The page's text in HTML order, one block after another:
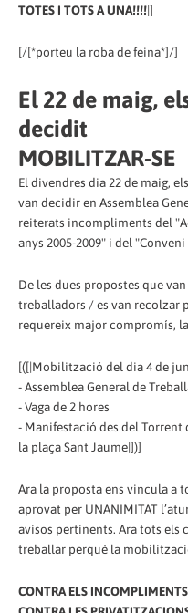
TOTES I TOTS A UNA!!!!|]
[/[*porteu la roba de feina*]/]
El 22 de maig,
decidit
MOBILITZAR-SE
El divendres dia 22 de maig,
van decidir en Assemblea
reiterats incompliments del
anys 2005-2009" i del
De les dues propostes que
treballadors / es van recolzar
requereix major compromís,
[([|Mobilització del dia 4 de
- Assemblea General de
- Vaga de 2 hores
- Manifestació des del Torrent
la plaça Sant Jaume|])]
Ara la proposta ens vincula a
aprovat per UNANIMITAT
avisos pertinents. Ara tots els
treballar perquè la
CONTRA ELS